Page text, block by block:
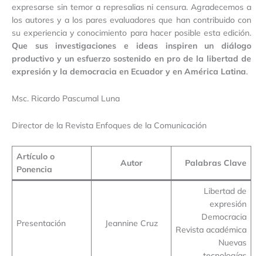
expresarse sin temor a represalias ni censura. Agradecemos a
los autores y a los pares evaluadores que han contribuido con
su experiencia y conocimiento para hacer posible esta edición.
Que sus investigaciones e ideas inspiren un diálogo
productivo y un esfuerzo sostenido en pro de la libertad de
expresión y la democracia en Ecuador y en América Latina.
Msc. Ricardo Pascumal Luna
Director de la Revista Enfoques de la Comunicación
Artículo o
Ponencia
Autor Palabras Clave
Presentación Jeannine Cruz
Libertad de
expresión
Democracia
Revista académica
Nuevas